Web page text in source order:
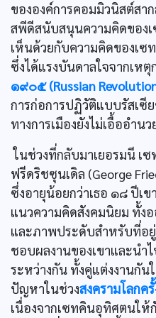
ขององค์การคอมมิวนิสต์สา
สพีดีสนับสนุนความคิดของเ
เห็นด้วยกับความคิดของเซ
ซึ่งได้แรงบันดาลใจจากเหตุ
๑๙๐๕ (Russian
การก่อการปฏิวัติแบบรัสเซี
ทางการเมืองยังไม่เอื้ออำนว
ในช่วงที่กลับมาเยอรมนี เ
ฟรีดริชซุนเดิล (George
ซึ่งอายุน้อยกว่าเธอ ๑๘ ปีเ
แนวความคิดสังคมนิยม ทั้ง
และภาพประดับสำหรับที่อ
ชอบผลงานของเขาและนำ
ระหว่างกัน ทั้งคู่แต่งงานกั
ปัญหาในช่วงสงครามโลกค
เนื่องจากเซทคินอุทิศตนให้